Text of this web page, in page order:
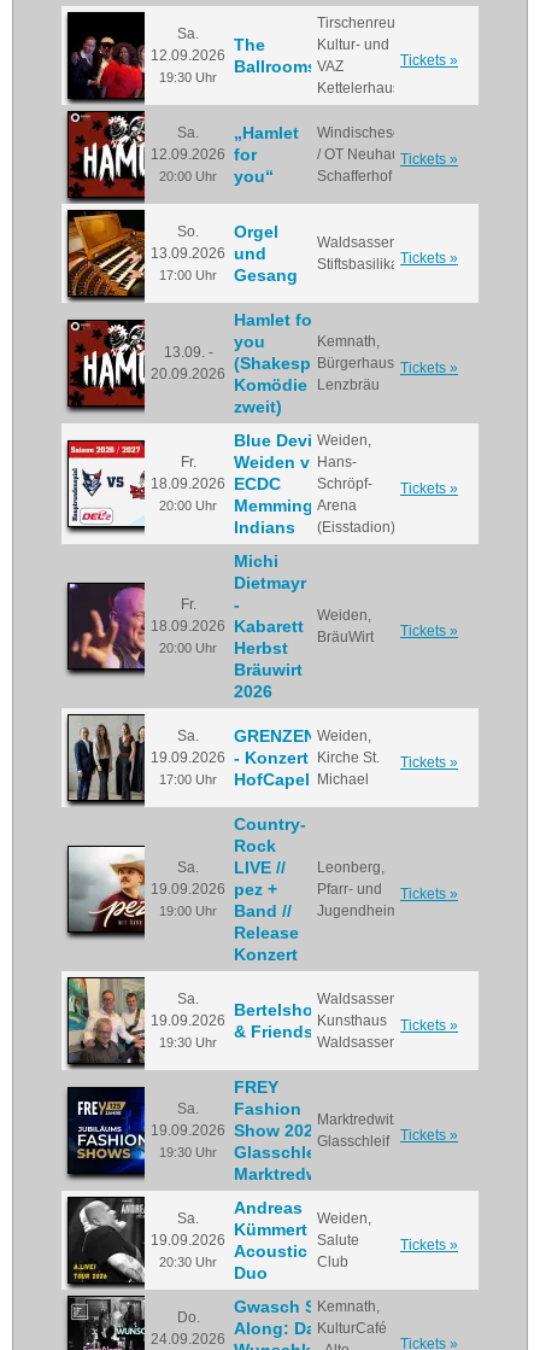
Sa.
12.09.2026
19:30 Uhr
The
Ballroomshakers
Tirschenreuth,
Kultur- und
VAZ
Kettelerhaus
Tickets »
Sa.
12.09.2026
20:00 Uhr
„Hamlet
for
you“
Windischeschenbach
/ OT Neuhaus,
Schafferhof
Tickets »
So.
13.09.2026
17:00 Uhr
Orgel
und
Gesang
Waldsassen,
Stiftsbasilika Tickets »
13.09. -
20.09.2026
Hamlet for
you
(Shakespeare-
Komödie zu
zweit)
Kemnath,
Bürgerhaus
Lenzbräu
Tickets »
Fr.
18.09.2026
20:00 Uhr
Blue Devils
Weiden vs.
ECDC
Memmingen
Indians
Weiden,
Hans-
Schröpf-
Arena
(Eisstadion)
Tickets »
Fr.
18.09.2026
20:00 Uhr
Michi
Dietmayr
-
Kabarett
Herbst
Bräuwirt
2026
Weiden,
BräuWirt
Tickets »
Sa.
19.09.2026
17:00 Uhr
GRENZENLOS
- Konzert der
HofCapelle
Weiden,
Kirche St.
Michael
Tickets »
Sa.
19.09.2026
19:00 Uhr
Country-
Rock
LIVE //
pez +
Band //
Release
Konzert
Leonberg,
Pfarr- und
Jugendheim
Tickets »
Sa.
19.09.2026
19:30 Uhr
Bertelshofer
& Friends
Waldsassen,
Kunsthaus
Waldsassen
Tickets »
Sa.
19.09.2026
19:30 Uhr
FREY
Fashion
Show 2026 -
Glasschleif
Marktredwitz
Marktredwitz,
Glasschleif
Tickets »
Sa.
19.09.2026
20:30 Uhr
Andreas
Kümmert
Acoustic
Duo
Weiden,
Salute
Club
Tickets »
Do.
24.09.2026
Gwasch Sing
Along: Das 2.
Kemnath,
KulturCafé
Tickets »